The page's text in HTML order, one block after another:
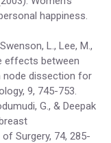
happiness.
L., Lee, M.,
effects between
node dissection for
9, 745-753.
G., & Deepak
Surgery, 74, 285-